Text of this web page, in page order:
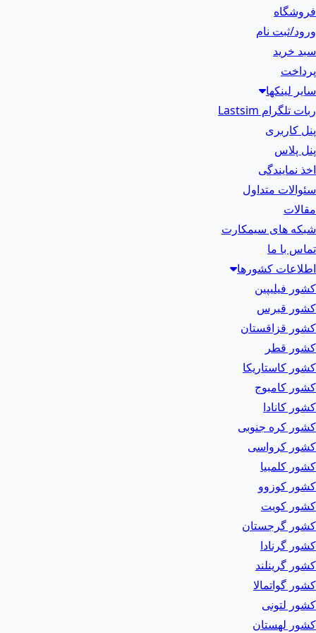
فروشگاه
ورود/ثبت نام
سبد خرید
پرداخت
سایر لینکها
ربات تلگرام Lastsim
پنل کاربری
پنل پلاس
اخذ نمایندگی
سئوالات متداول
مقالات
شبکه های سیمکارت
تماس با ما
اطلاعات کشورها
کشور فیلیپین
کشور قبرس
کشور قزاقستان
کشور قطر
کشور کاستاریکا
کشور کامبوج
کشور کانادا
کشور کره جنوبی
کشور کرواسی
کشور کلمبیا
کشور کوزوو
کشور کویت
کشور گرجستان
کشور گرنادا
کشور گرینلند
کشور گواتمالا
کشور لتونی
کشور لهستان